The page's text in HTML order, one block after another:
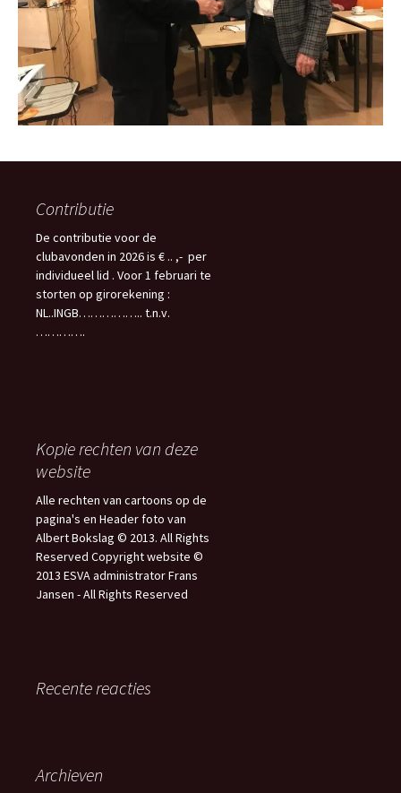
Contributie
De contributie voor de
clubavonden in 2026 is € .. ,- per
individueel lid . Voor 1 februari te
storten op girorekening :
NL..INGB…………….. t.n.v.
………….
Kopie rechten van deze
website
Alle rechten van cartoons op de
pagina's en Header foto van
Albert Bokslag © 2013. All Rights
Reserved Copyright website ©
2013 ESVA administrator Frans
Jansen - All Rights Reserved
Recente reacties
Archieven